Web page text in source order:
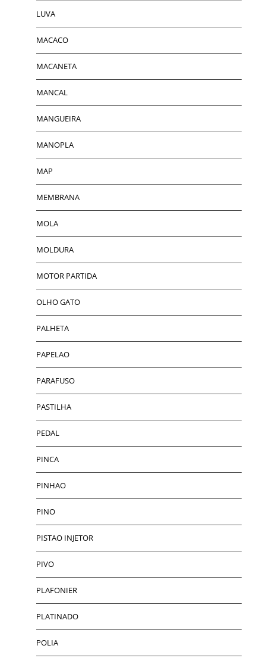
LUVA
MACACO
MACANETA
MANCAL
MANGUEIRA
MANOPLA
MAP
MEMBRANA
MOLA
MOLDURA
MOTOR PARTIDA
OLHO GATO
PALHETA
PAPELAO
PARAFUSO
PASTILHA
PEDAL
PINCA
PINHAO
PINO
PISTAO INJETOR
PIVO
PLAFONIER
PLATINADO
POLIA